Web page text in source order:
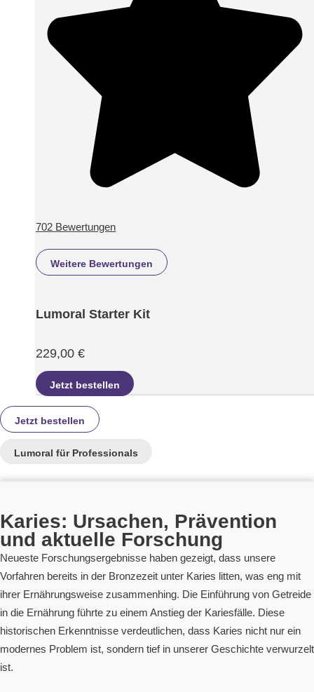
702 Bewertungen
Weitere Bewertungen
Lumoral Starter Kit
229,00 €
Jetzt bestellen
Jetzt bestellen
Lumoral für Professionals
Karies: Ursachen, Prävention
und aktuelle Forschung
Neueste Forschungsergebnisse haben gezeigt, dass unsere
Vorfahren bereits in der Bronzezeit unter Karies litten, was eng mit
ihrer Ernährungsweise zusammenhing. Die Einführung von Getreide
in die Ernährung führte zu einem Anstieg der Kariesfälle. Diese
historischen Erkenntnisse verdeutlichen, dass Karies nicht nur ein
modernes Problem ist, sondern tief in unserer Geschichte verwurzelt
ist.